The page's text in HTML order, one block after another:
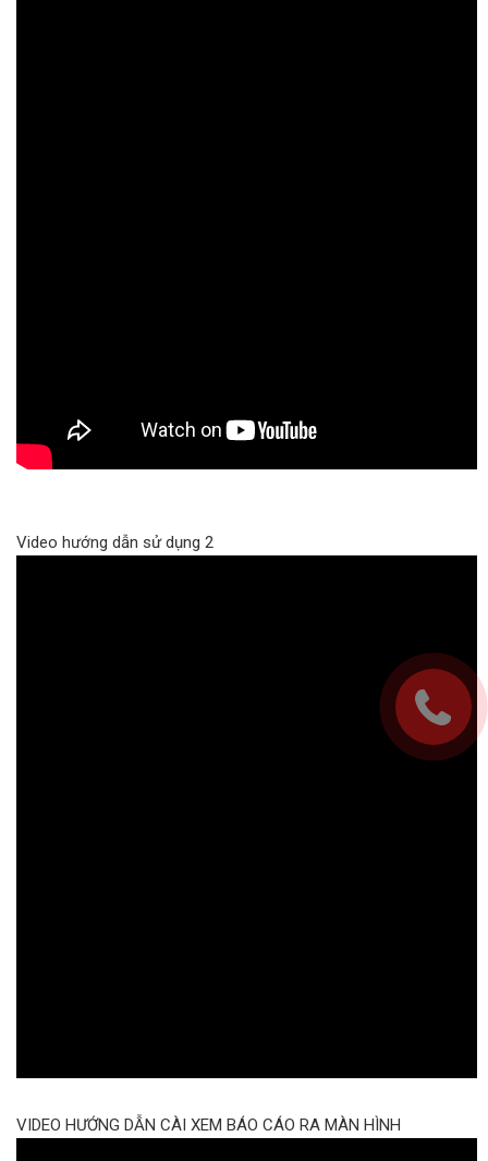
Video hướng dẫn sử dụng 2
VIDEO HƯỚNG DẪN CÀI XEM BÁO CÁO RA MÀN HÌNH